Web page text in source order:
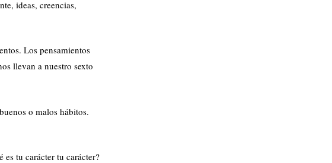
ideas, creencias,
Los pensamientos
llevan a nuestro sexto
o malos hábitos.
tu carácter tu carácter?